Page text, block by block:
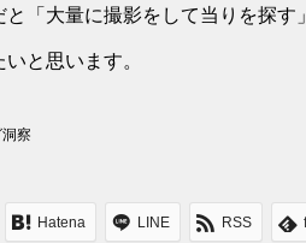
「大量に撮影をして当りを探
と思います。
察
Hatena LINE RSS